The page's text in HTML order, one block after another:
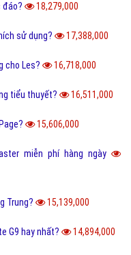
đáo? 18,279,000
sử dụng? 17,388,000
cho Les? 16,718,000
tiểu thuyết? 16,511,000
15,606,000
miễn phí hàng ngày
Trung? 15,139,000
G9 hay nhất? 14,894,000